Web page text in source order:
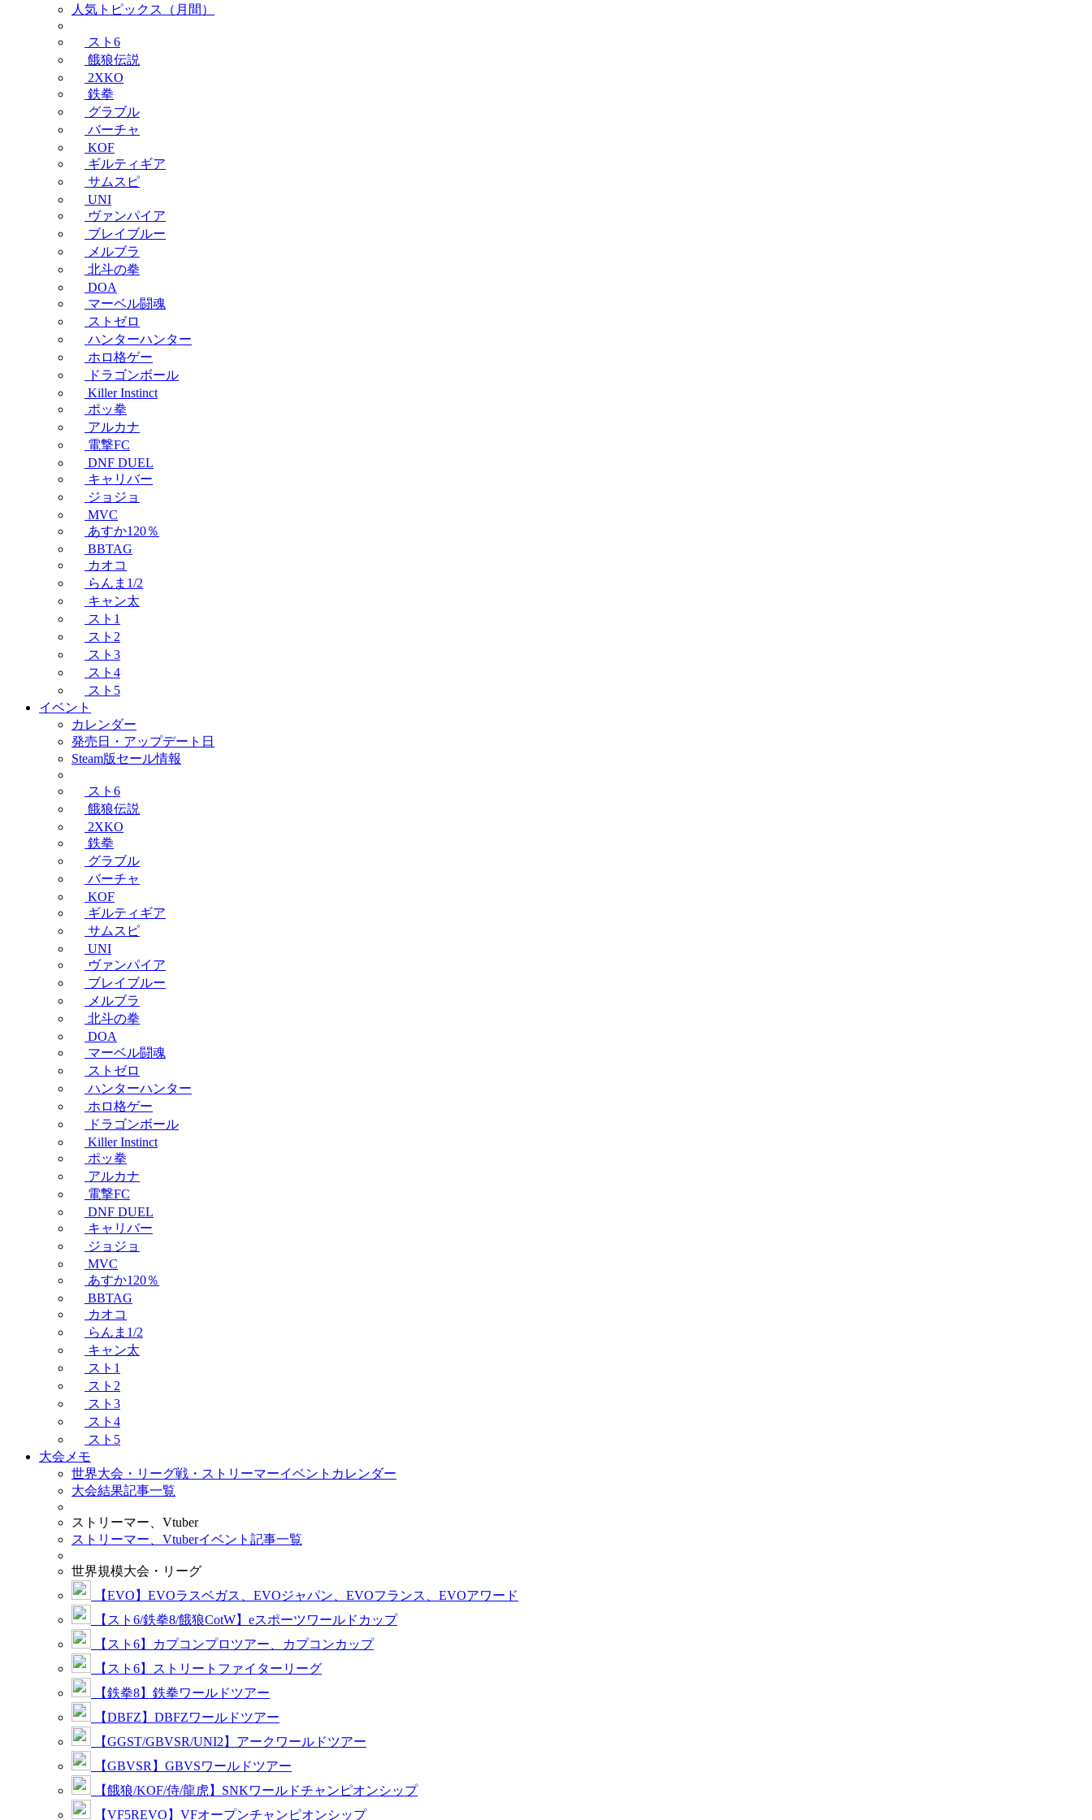
人気トピックス（月間）
スト6
餓狼伝説
2XKO
鉄拳
グラブル
バーチャ
KOF
ギルティギア
サムスピ
UNI
ヴァンパイア
ブレイブルー
メルブラ
北斗の拳
DOA
マーベル闘魂
ストゼロ
ハンターハンター
ホロ格ゲー
ドラゴンボール
Killer Instinct
ポッ拳
アルカナ
電撃FC
DNF DUEL
キャリバー
ジョジョ
MVC
あすか120％
BBTAG
カオコ
らんま1/2
キャン太
スト1
スト2
スト3
スト4
スト5
イベント
カレンダー
発売日・アップデート日
Steam版セール情報
スト6
餓狼伝説
2XKO
鉄拳
グラブル
バーチャ
KOF
ギルティギア
サムスピ
UNI
ヴァンパイア
ブレイブルー
メルブラ
北斗の拳
DOA
マーベル闘魂
ストゼロ
ハンターハンター
ホロ格ゲー
ドラゴンボール
Killer Instinct
ポッ拳
アルカナ
電撃FC
DNF DUEL
キャリバー
ジョジョ
MVC
あすか120％
BBTAG
カオコ
らんま1/2
キャン太
スト1
スト2
スト3
スト4
スト5
大会メモ
世界大会・リーグ戦・ストリーマーイベントカレンダー
大会結果記事一覧
ストリーマー、Vtuber
ストリーマー、Vtuberイベント記事一覧
世界規模大会・リーグ
【EVO】EVOラスベガス、EVOジャパン、EVOフランス、EVOアワード
【スト6/鉄拳8/餓狼CotW】eスポーツワールドカップ
【スト6】カプコンプロツアー、カプコンカップ
【スト6】ストリートファイターリーグ
【鉄拳8】鉄拳ワールドツアー
【DBFZ】DBFZワールドツアー
【GGST/GBVSR/UNI2】アークワールドツアー
【GBVSR】GBVSワールドツアー
【餓狼/KOF/侍/龍虎】SNKワールドチャンピオンシップ
【VF5REVO】VFオープンチャンピオンシップ